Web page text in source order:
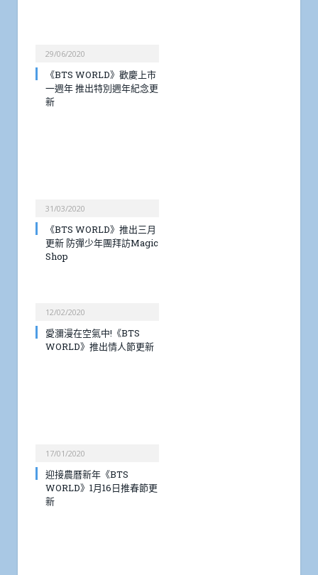
29/06/2020
《BTS WORLD》歡慶上市
一週年 推出特別週年紀念更
新
31/03/2020
《BTS WORLD》推出三月
更新 防彈少年團拜訪Magic
Shop
12/02/2020
愛瀰漫在空氣中!《BTS
WORLD》推出情人節更新
17/01/2020
迎接農曆新年《BTS
WORLD》1月16日推春節更
新